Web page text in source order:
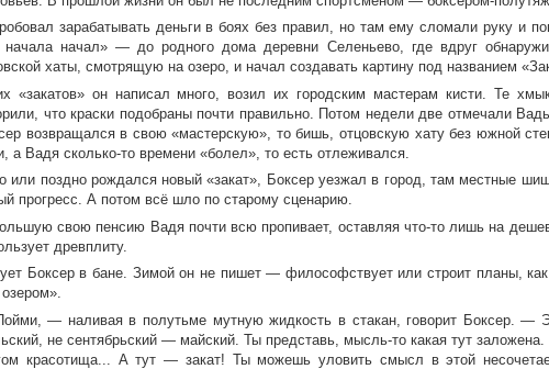
зарабатывать деньги в боях без правил, но там ему сломали руку и
начала начал» — до родного дома деревни Селеньево, где вдруг
хаты, смотрящую на озеро, и начал создавать картину под названием
«закатов» он написал много, возил их городским мастерам кисти. Те
что краски подобраны почти правильно. Потом недели две отмечали
возвращался в свою «мастерскую», то бишь, отцовскую хату без южной
а Вадя сколько-то времени «болел», то есть отлеживался.
или поздно рождался новый «закат», Боксер уезжал в город, там местные
прогресс. А потом всё шло по старому сценарию.
свою пенсию Вадя почти всю пропивает, оставляя что-то лишь на
древплиту.
Боксер в бане. Зимой он не пишет — философствует или строит планы,
— наливая в полутьме мутную жидкость в стакан, говорит Боксер. —
не сентябрьский — майский. Ты представь, мысль-то какая тут заложена.
красотища... А тут — закат! Ты можешь уловить смысл в этой